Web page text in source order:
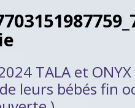
TALA et
leurs bébés fin